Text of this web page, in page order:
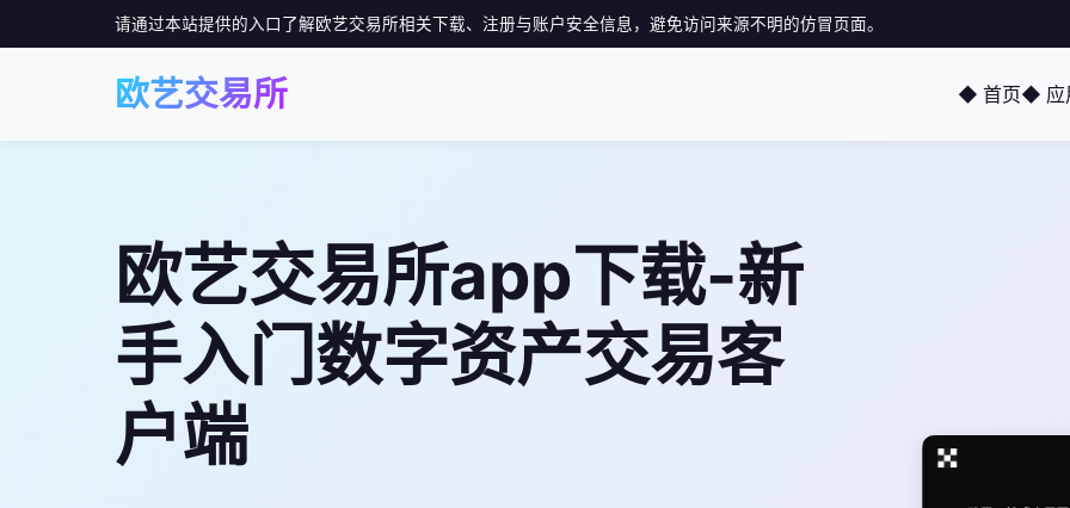
请通过本站提供的入口了解欧艺交易所相关下载、注册与账户安全信息，避免访问来源不明的仿冒页面。
欧艺交易所 ◆ 首页◆ 应
欧艺交易所app下载-新
手入门数字资产交易客
户端